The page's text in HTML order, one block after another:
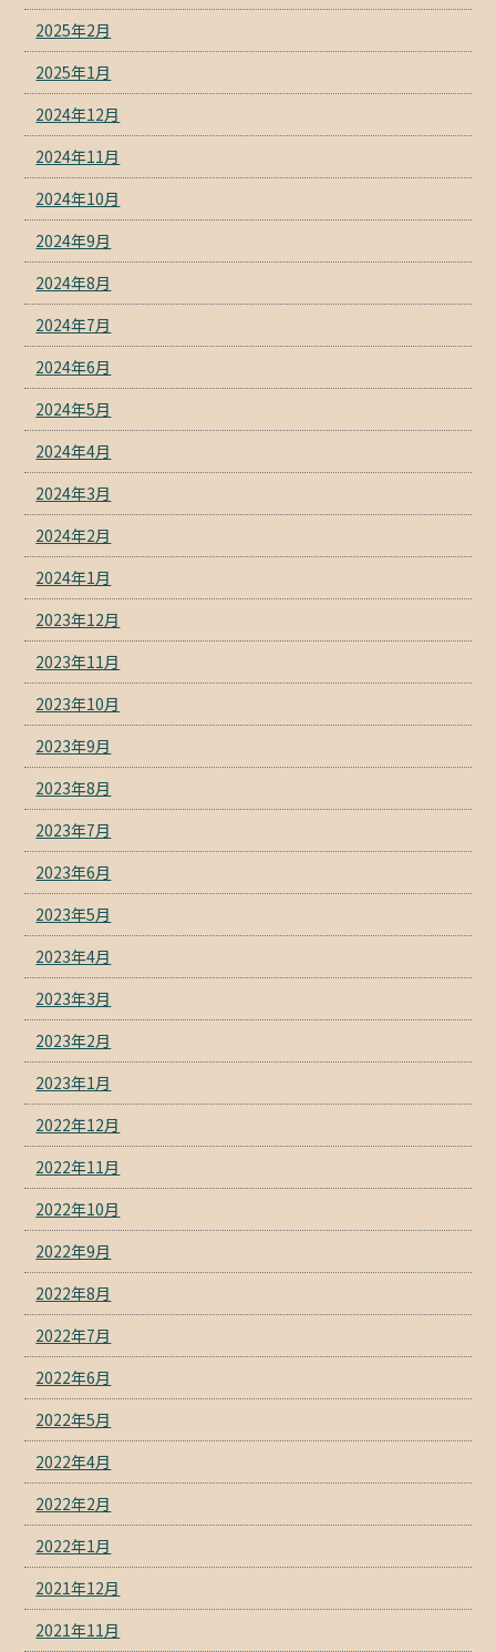
2025年2月
2025年1月
2024年12月
2024年11月
2024年10月
2024年9月
2024年8月
2024年7月
2024年6月
2024年5月
2024年4月
2024年3月
2024年2月
2024年1月
2023年12月
2023年11月
2023年10月
2023年9月
2023年8月
2023年7月
2023年6月
2023年5月
2023年4月
2023年3月
2023年2月
2023年1月
2022年12月
2022年11月
2022年10月
2022年9月
2022年8月
2022年7月
2022年6月
2022年5月
2022年4月
2022年2月
2022年1月
2021年12月
2021年11月